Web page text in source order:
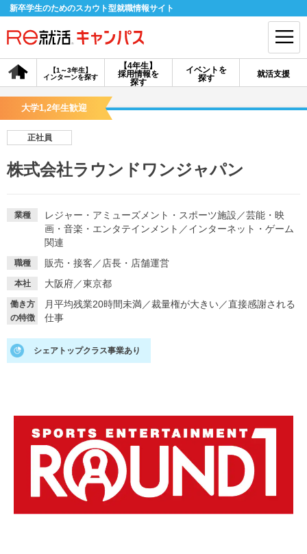
新卒学生のためのスカウト型就職情報サイト
【4年生】
採用情報を
探す
【1～3年生】
インターンを探す
イベントを
探す
就活支援
会員登録 ログイン
探す
就活ノウハウが満載！
就活ニュースペーパー
就活時事ニュースを更新
よくある質問
不明点があればこちら
大学1,2年生歓迎
正社員
株式会社ラウンドワンジャパン
業種 レジャー・アミューズメント・スポーツ施設 ／芸能・映
画・音楽・エンタテインメント ／インターネット・ゲーム
関連
職種 販売・接客 ／ 店長・店舗運営
本社 大阪府／東京都
働き方
の特徴
月平均残業20時間未満／裁量権が大きい／直接感謝される
仕事
シェアトップクラス事業あり